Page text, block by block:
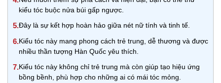
kiểu tóc buộc nửa búi gấp ngược.
5.Đây là sự kết hợp hoàn hảo giữa nét nữ tính và tinh tế.
6.Kiểu tóc này mang phong cách trẻ trung, dễ thương và được
nhiều thần tượng Hàn Quốc yêu thích.
7.Kiểu tóc này không chỉ trẻ trung mà còn giúp tạo hiệu ứng
bồng bềnh, phù hợp cho những ai có mái tóc mỏng.